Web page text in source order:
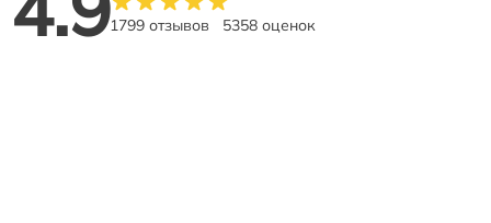
1799 отзывов 5358 оценок